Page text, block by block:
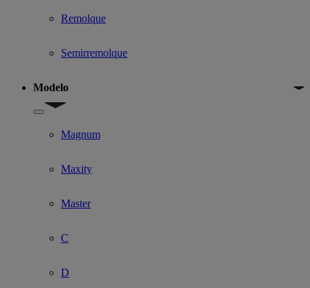
Remolque
Semirremolque
Modelo
Show submenu for Modelo
Magnum
Maxity
Master
C
D